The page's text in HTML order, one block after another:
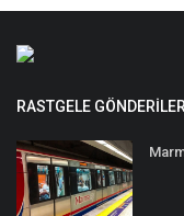
RASTGELE GÖNDERILER